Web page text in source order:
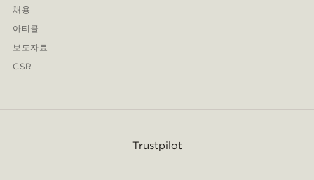
채용
아티클
보도자료
CSR
Trustpilot